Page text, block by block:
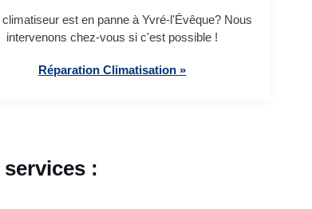
climatiseur est en panne à Yvré-l'Évêque? Nous
intervenons chez-vous si c'est possible !
Réparation Climatisation »
: